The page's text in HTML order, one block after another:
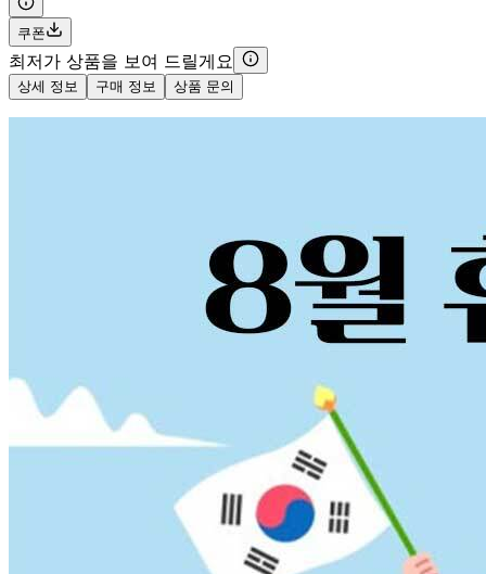
쿠폰
최저가 상품을 보여 드릴게요
상세 정보 구매 정보 상품 문의